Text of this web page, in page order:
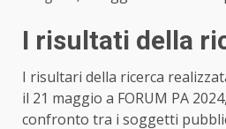
I risultati della
I risultari della ricerca
il 21 maggio a FORUM PA
confronto tra i soggetti